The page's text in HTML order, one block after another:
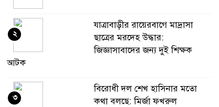
যাত্রাবাড়ীর রায়েরবাগে মাদ্রাসা
ছাত্রের মরদেহ উদ্ধার:
জিজ্ঞাসাবাদের জন্য দুই শিক্ষক
আটক
২
বিরোধী দল শেখ হাসিনার মতো
কথা বলছে: মির্জা ফখরুল
৩